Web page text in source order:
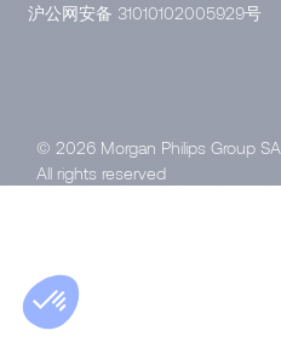
沪公网安备 31010102005929号
© 2026 Morgan Philips Group SA
All rights reserved